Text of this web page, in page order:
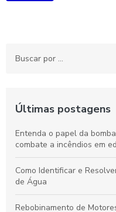
Últimas postagens
Entenda o papel da
combate a incêndios em
Como Identificar e
de Água
Rebobinamento de